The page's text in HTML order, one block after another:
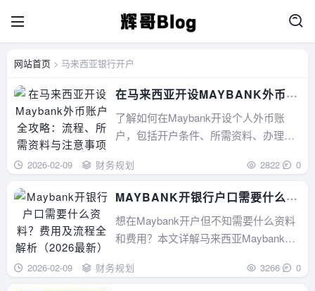
网站首页 > 马来西亚银行开户
在马来西亚开设MAYBANK外币账
户全攻略：流程、所需资料与注意
事项
了解如何在Maybank开设个人外币账
户，包括开户条件、所需资料、办理流
境金融需求，全面详尽的开户指南。...
2026-02-09 财务规划 2822 0
MAYBANK开银行户口需要什么资
料？费用及流程全解析（2026最
新）
想在Maybank开户但不知需要什么资料
和费用？本文详解马来西亚Maybank开
类账户特点，助你快速完成申请！...
2026-02-09 财务规划 3266 0